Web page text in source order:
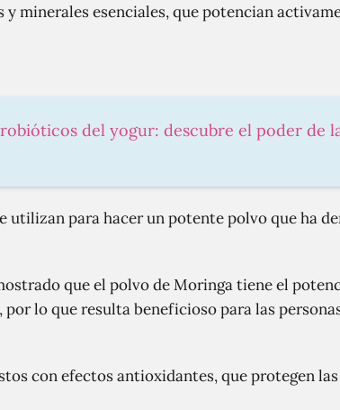
y minerales esenciales, que potencian
del yogur: descubre el poder de
utilizan para hacer un potente polvo que ha
que el polvo de Moringa tiene el
lo que resulta beneficioso para las
con efectos antioxidantes, que protegen